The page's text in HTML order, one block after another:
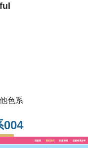
色系
004